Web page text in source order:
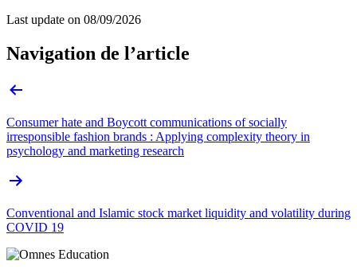
Last update on 08/09/2026
Navigation de l’article
Consumer hate and Boycott communications of socially
irresponsible fashion brands : Applying complexity theory in
psychology and marketing research
Conventional and Islamic stock market liquidity and volatility during
COVID 19